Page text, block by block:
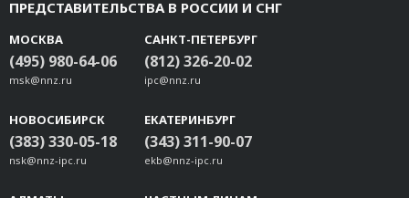
ПРЕДСТАВИТЕЛЬСТВА В РОССИИ И СНГ
МОСКВА
(495) 980-64-06
msk@nnz.ru
САНКТ-ПЕТЕРБУРГ
(812) 326-20-02
ipc@nnz.ru
НОВОСИБИРСК
(383) 330-05-18
nsk@nnz-ipc.ru
ЕКАТЕРИНБУРГ
(343) 311-90-07
ekb@nnz-ipc.ru